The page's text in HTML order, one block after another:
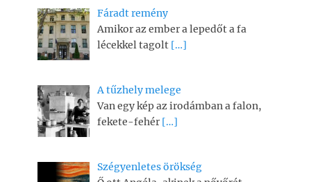
Fáradt remény
Amikor az ember a lepedőt a fa
lécekkel tagolt […]
A tűzhely melege
Van egy kép az irodámban a falon,
fekete-fehér […]
Szégyenletes örökség